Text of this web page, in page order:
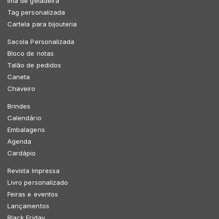
Tag personalizada
Cartela para bijouteria
Sacola Personalizada
Bloco de notas
Talão de pedidos
Caneta
Chaveiro
Brindes
Calendário
Embalagens
Agenda
Cardápio
Revista Impressa
Livro personalizado
Feiras e eventos
Lançamentos
Black Friday